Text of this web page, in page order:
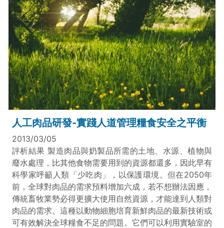
人工肉品研發-實踐人道管理糧食安全之平衡
2013/03/05
評析結果 製造肉品與奶製品所需的土地、水源、植物與
廢水處理，比其他食物需要用到的資源都還多，因此早有
科學家呼籲人類「少吃肉」，以保護環境。但在2050年
前，全球對肉品的需求預料增加六成，若不想辦法因應，
傳統畜牧業勢必得更擴大使用自然資源，才能達到人類對
肉品的需求。這種以動物細胞培育新鮮肉品的最新技術或
可有效解決全球糧食不足的問題。它們可以利用實驗室的